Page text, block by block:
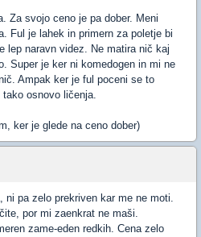
Za svojo ceno je pa dober. Meni
Ful je lahek in primern za poletje bi
lep naravn videz. Ne matira nič kaj
Super je ker ni komedogen in mi ne
Ampak ker je ful poceni se to
osnovo ličenja.
ker je glede na ceno dober)
ni pa zelo prekriven kar me ne moti.
por mi zaenkrat ne maši.
zame-eden redkih. Cena zelo